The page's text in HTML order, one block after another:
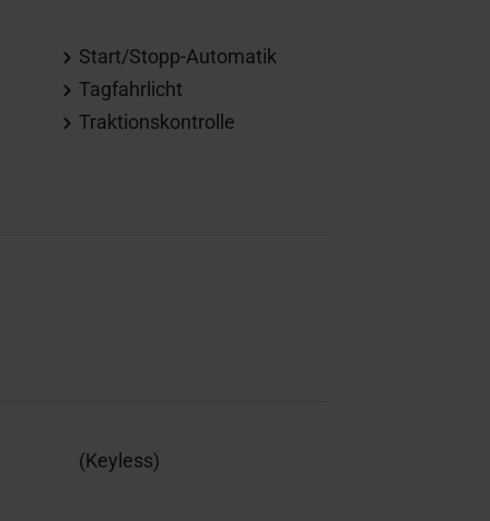
Start/Stopp-Automatik
Tagfahrlicht
Traktionskontrolle
(Keyless)